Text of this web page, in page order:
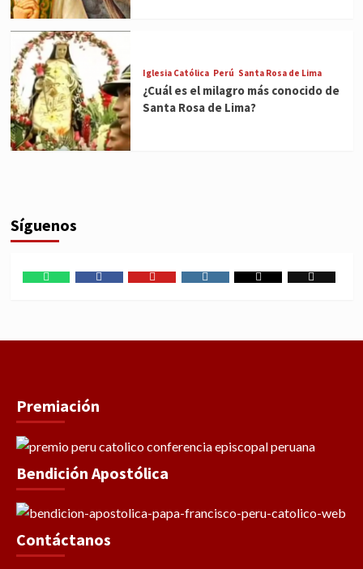
Iglesia Católica Perú Santa Rosa de Lima
¿Cuál es el milagro más conocido de
Santa Rosa de Lima?
Síguenos
Premiación
Bendición Apostólica
Contáctanos